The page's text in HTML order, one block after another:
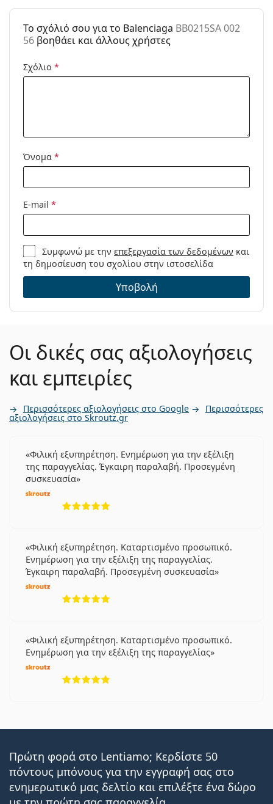
Μάρκα:
Balenciaga
BB0215SA 002 56
To σχόλιό σου για το Balenciaga BB0215SA 002
56 βοηθάει και άλλους χρήστες
Σχόλιο *
Όνομα *
E-mail *
Συμφωνώ με τηνεπεξεργασία των δεδομένων και
τη δημοσίευση του σχολίου στην ιστοσελίδα
Υποβολή
Οι δικές σας αξιολογήσεις
και εμπειρίες
Περισσότερες αξιολογήσεις στο Google Περισσότερες
αξιολογήσεις στο Skroutz.gr
Φιλική εξυπηρέτηση. Ενημέρωση για την εξέλιξη
της παραγγελίας. Έγκαιρη παραλαβή. Προσεγμένη
συσκευασία
Φιλική εξυπηρέτηση. Καταρτισμένο προσωπικό.
Ενημέρωση για την εξέλιξη της παραγγελίας.
Έγκαιρη παραλαβή. Προσεγμένη συσκευασία
Φιλική εξυπηρέτηση. Καταρτισμένο προσωπικό.
Ενημέρωση για την εξέλιξη της παραγγελίας
Πρώτη φορά στο Lentiamo; Κερδίστε 50
πόντους μπόνους για την εγγραφή σας στο
ενημερωτικό μας δελτίο και επιλέξτε ένα δώρο